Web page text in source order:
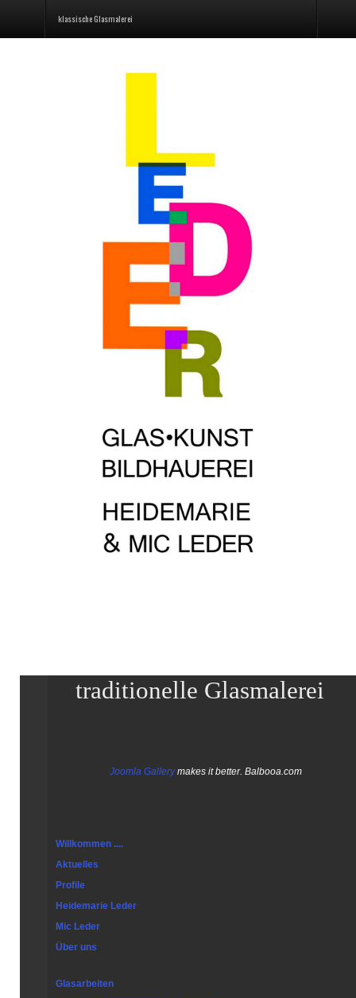
klassische Glasmalerei
traditionelle Glasmalerei
Joomla Gallerymakes it better. Balbooa.com
Willkommen ....
Aktuelles
Profile
Heidemarie Leder
Mic Leder
Über uns
Glasarbeiten